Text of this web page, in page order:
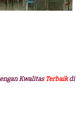
KwalitasTerbaik di